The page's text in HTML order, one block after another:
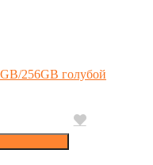
256GB голубой